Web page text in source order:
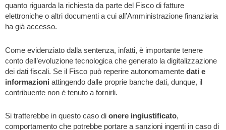
quanto riguarda la richiesta da parte del Fisco di fatture
elettroniche o altri documenti a cui all’Amministrazione finanziaria
ha già accesso.
Come evidenziato dalla sentenza, infatti, è importante tenere
conto dell’evoluzione tecnologica che generato la digitalizzazione
dei dati fiscali. Se il Fisco può reperire autonomamente dati e
informazioni attingendo dalle proprie banche dati, dunque, il
contribuente non è tenuto a fornirli.
Si tratterebbe in questo caso di onere ingiustificato,
comportamento che potrebbe portare a sanzioni ingenti in caso di